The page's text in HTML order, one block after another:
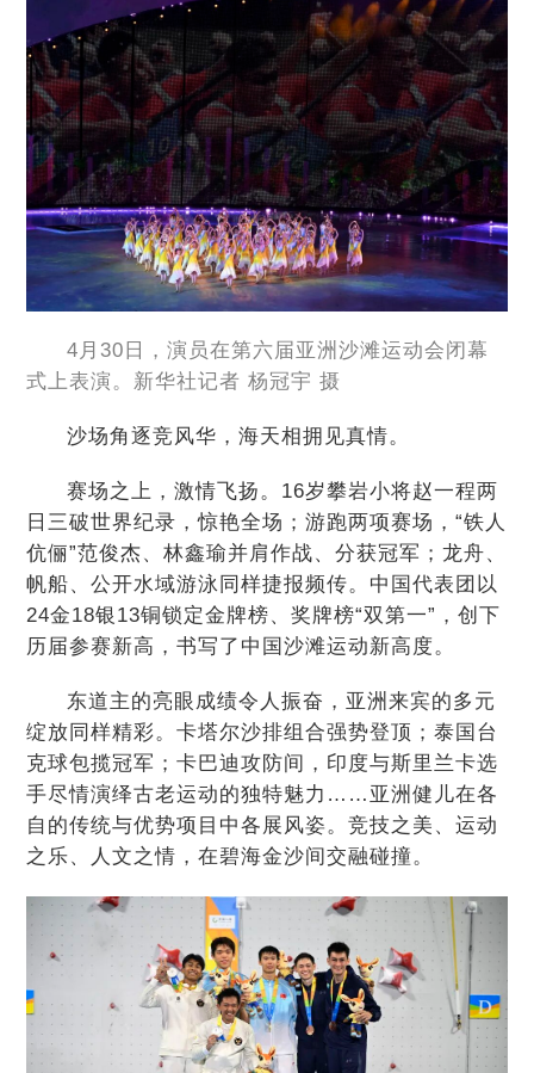
4月30日，演员在第六届亚洲沙滩运动会闭幕
式上表演。新华社记者 杨冠宇 摄
沙场角逐竞风华，海天相拥见真情。
赛场之上，激情飞扬。16岁攀岩小将赵一程两
日三破世界纪录，惊艳全场；游跑两项赛场，“铁人
伉俪”范俊杰、林鑫瑜并肩作战、分获冠军；龙舟、
帆船、公开水域游泳同样捷报频传。中国代表团以
24金18银13铜锁定金牌榜、奖牌榜“双第一”，创下
历届参赛新高，书写了中国沙滩运动新高度。
东道主的亮眼成绩令人振奋，亚洲来宾的多元
绽放同样精彩。卡塔尔沙排组合强势登顶；泰国台
克球包揽冠军；卡巴迪攻防间，印度与斯里兰卡选
手尽情演绎古老运动的独特魅力……亚洲健儿在各
自的传统与优势项目中各展风姿。竞技之美、运动
之乐、人文之情，在碧海金沙间交融碰撞。